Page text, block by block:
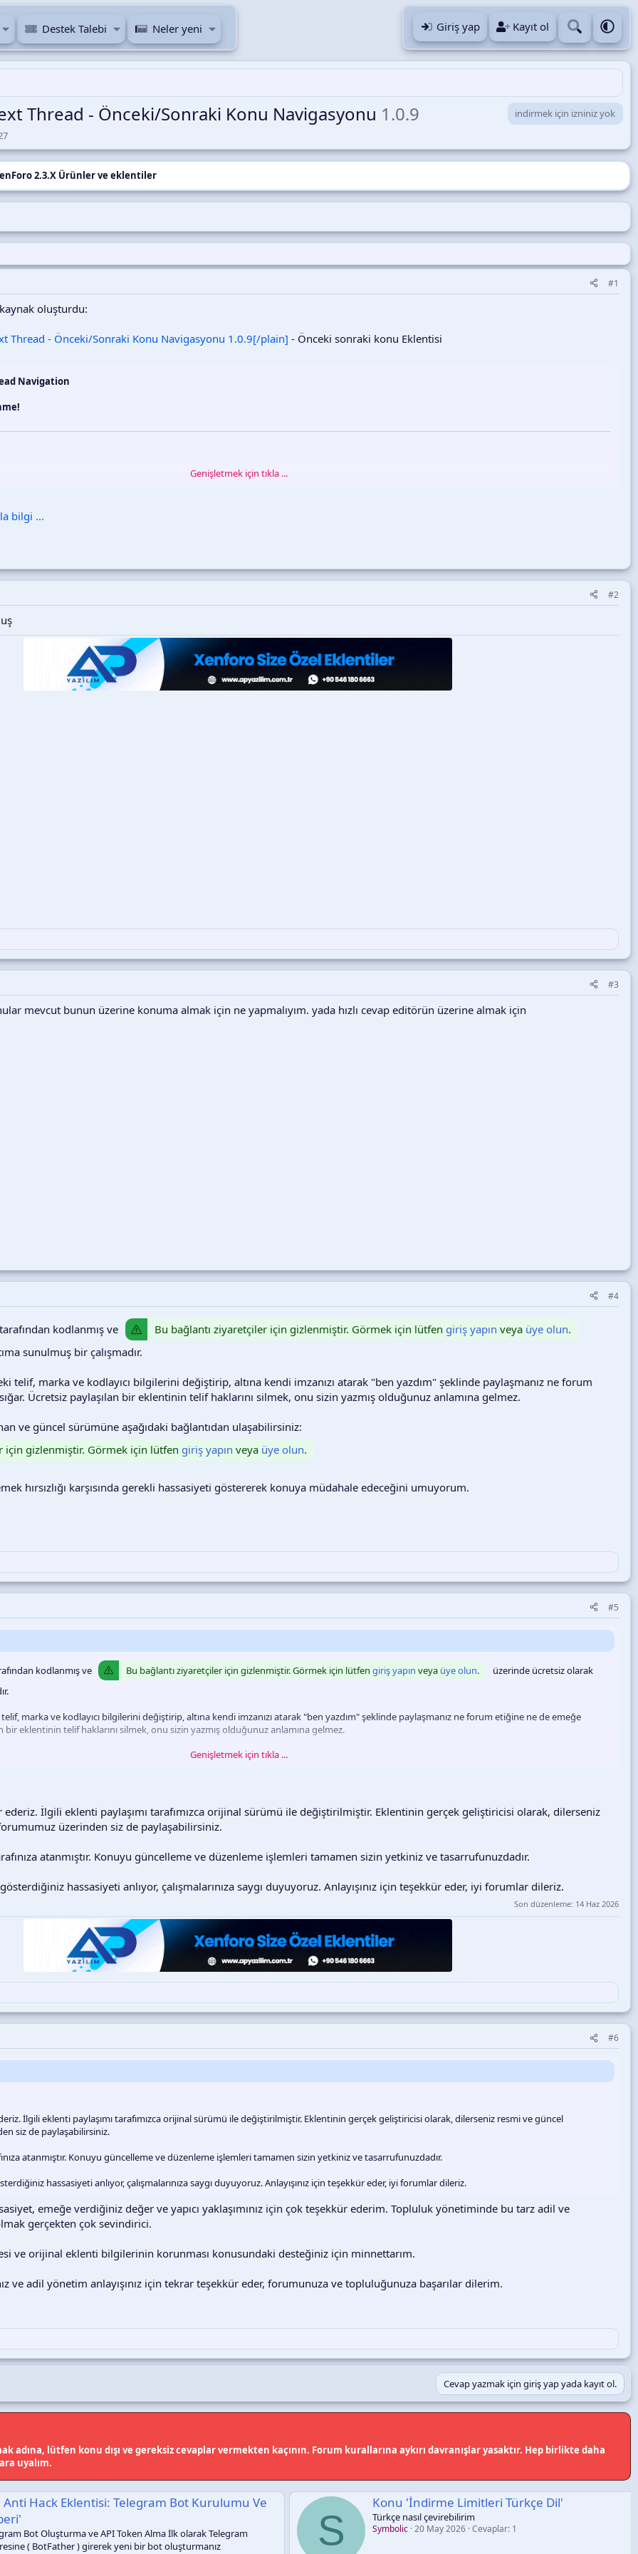
Destek Talebi Neler yeni Giriş yap Kayıt ol
Thread - Önceki/Sonraki Konu Navigasyonu 1.0.9
indirmek için izniniz yok
2.3.X Ürünler ve eklentiler
#1
kaynak oluşturdu:
Thread - Önceki/Sonraki Konu Navigasyonu 1.0.9[/plain] - Önceki sonraki konu Eklentisi
Navigation
arasında daha kolay gezinmesini sağlayın! Bu eklenti, her konunun altında önceki ve sonraki konulara hızlıca geçiş yapabileceğiniz şık bir
tek tıkla erişim
yanıt sayısı bilgileri
(Normal, Soru-Cevap, Öneri, Makale)
gezinme
kurulumu tamamlayın
otomatik çalışır!
yorum bırakabilir veya XFSkins.com üzerinden iletişime geçebilirsiniz.
Genişletmek için tıkla ...
bilgi ...
#2
#3
mevcut bunun üzerine konuma almak için ne yapmalıyım. yada hızlı cevap editörün üzerine almak için
#4
kodlanmış ve Bu bağlantı ziyaretçiler için gizlenmiştir. Görmek için lütfen giriş yapın veya üye olun.
sunulmuş bir çalışmadır.
telif, marka ve kodlayıcı bilgilerini değiştirip, altına kendi imzanızı atarak "ben yazdım" şeklinde paylaşmanız ne forum
Ücretsiz paylaşılan bir eklentinin telif haklarını silmek, onu sizin yazmış olduğunuz anlamına gelmez.
ve güncel sürümüne aşağıdaki bağlantıdan ulaşabilirsiniz:
için gizlenmiştir. Görmek için lütfen giriş yapın veya üye olun.
hırsızlığı karşısında gerekli hassasiyeti göstererek konuya müdahale edeceğini umuyorum.
#5
kodlanmış ve Bu bağlantı ziyaretçiler için gizlenmiştir. Görmek için lütfen giriş yapın veya üye olun.
üzerinde ücretsiz olarak
marka ve kodlayıcı bilgilerini değiştirip, altına kendi imzanızı atarak "ben yazdım" şeklinde paylaşmanız ne forum etiğine ne de emeğe
bir eklentinin telif haklarını silmek, onu sizin yazmış olduğunuz anlamına gelmez.
ve güncel sürümüne aşağıdaki bağlantıdan ulaşabilirsiniz:
hırsızlığı karşısında gerekli hassasiyeti göstererek konuya müdahale edeceğini umuyorum.
Genişletmek için tıkla ...
İlgili eklenti paylaşımı tarafımızca orijinal sürümü ile değiştirilmiştir. Eklentinin gerçek geliştiricisi olarak, dilerseniz
üzerinden siz de paylaşabilirsiniz.
atanmıştır. Konuyu güncelleme ve düzenleme işlemleri tamamen sizin yetkiniz ve tasarrufunuzdadır.
hassasiyeti anlıyor, çalışmalarınıza saygı duyuyoruz. Anlayışınız için teşekkür eder, iyi forumlar dileriz.
Son düzenleme: 14 Haz 2026
#6
İlgili eklenti paylaşımı tarafımızca orijinal sürümü ile değiştirilmiştir. Eklentinin gerçek geliştiricisi olarak, dilerseniz resmi ve güncel
siz de paylaşabilirsiniz.
atanmıştır. Konuyu güncelleme ve düzenleme işlemleri tamamen sizin yetkiniz ve tasarrufunuzdadır.
hassasiyeti anlıyor, çalışmalarınıza saygı duyuyoruz. Anlayışınız için teşekkür eder, iyi forumlar dileriz.
emeğe verdiğiniz değer ve yapıcı yaklaşımınız için çok teşekkür ederim. Topluluk yönetiminde bu tarz adil ve
gerçekten çok sevindirici.
ve orijinal eklenti bilgilerinin korunması konusundaki desteğiniz için minnettarım.
ve adil yönetim anlayışınız için tekrar teşekkür eder, forumunuza ve topluluğunuza başarılar dilerim.
Cevap yazmak için giriş yap yada kayıt ol.
lütfen konu dışı ve gereksiz cevaplar vermekten kaçının. Forum kurallarına aykırı davranışlar yasaktır. Hep birlikte daha
uyalım.
Bot Kurulumu Ve
Alma İlk olarak Telegram
bir bot oluşturmanız
S
Konu 'İndirme Limitleri Türkçe Dil'
Türkçe nasıl çevirebilirim
20 May 2026 Cevaplar: 1